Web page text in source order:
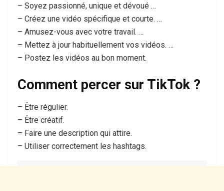
– Soyez passionné, unique et dévoué …
– Créez une vidéo spécifique et courte. …
– Amusez-vous avec votre travail. …
– Mettez à jour habituellement vos vidéos. …
– Postez les vidéos au bon moment.
Comment percer sur TikTok ?
– Être régulier.
– Être créatif.
– Faire une description qui attire.
– Utiliser correctement les hashtags.